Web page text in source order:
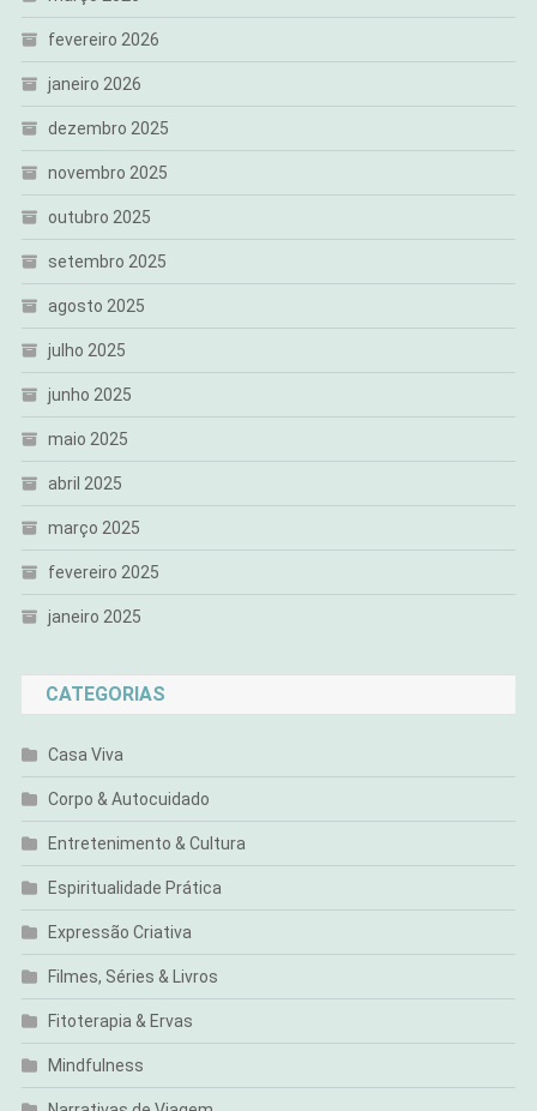
fevereiro 2026
janeiro 2026
dezembro 2025
novembro 2025
outubro 2025
setembro 2025
agosto 2025
julho 2025
junho 2025
maio 2025
abril 2025
março 2025
fevereiro 2025
janeiro 2025
CATEGORIAS
Casa Viva
Corpo & Autocuidado
Entretenimento & Cultura
Espiritualidade Prática
Expressão Criativa
Filmes, Séries & Livros
Fitoterapia & Ervas
Mindfulness